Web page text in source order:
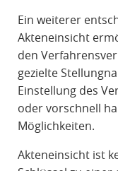
Ein weiterer
Akteneinsicht
den
gezielte
Einstellung des
oder vorschnell
Möglichkeiten.
Akteneinsicht ist